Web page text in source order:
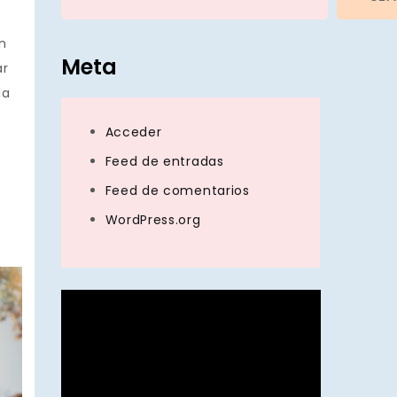
Meta
Acceder
Feed de entradas
Feed de comentarios
WordPress.org